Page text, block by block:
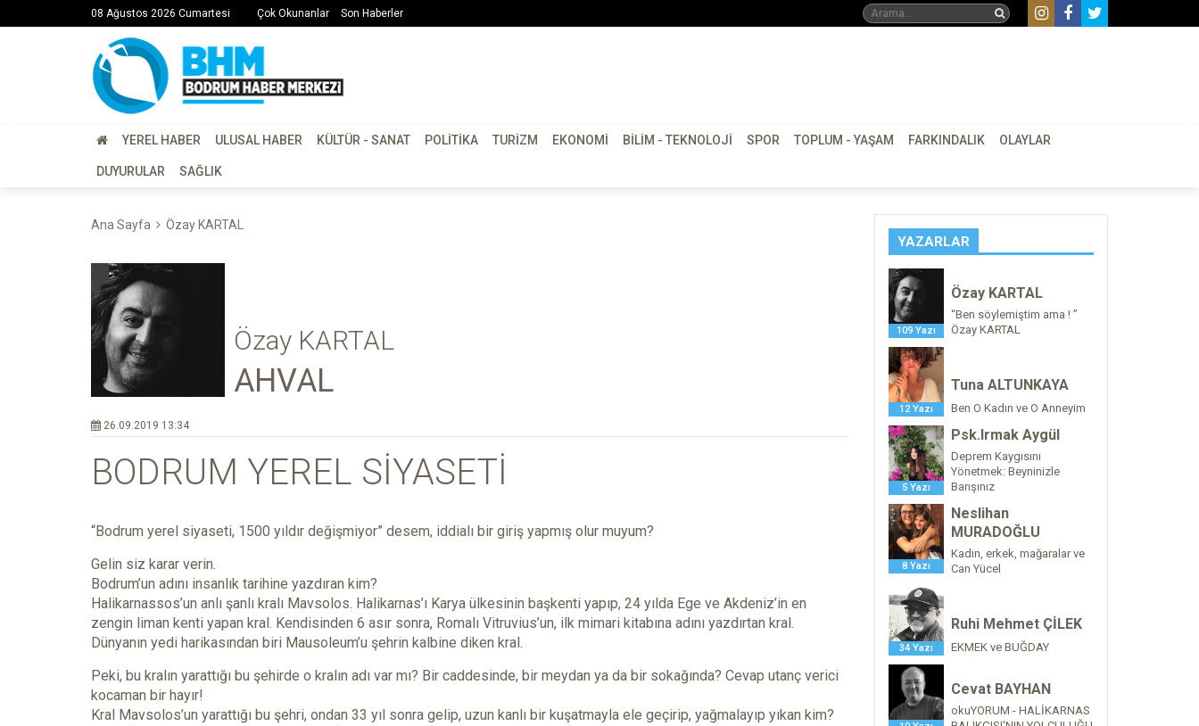
08 Ağustos 2026 Cumartesi Çok Okunanlar Son Haberler
YEREL HABER ULUSAL HABER KÜLTÜR - SANAT POLITIKA TURIZM EKONOMI BILIM - TEKNOLOJI SPOR TOPLUM - YAŞAM FARKINDALIK OLAYLAR
DUYURULAR SAĞLIK
Ana Sayfa Özay KARTAL
Özay KARTAL
AHVAL
26.09.2019 13:34
BODRUM YEREL SİYASETİ
“Bodrum yerel siyaseti, 1500 yıldır değişmiyor” desem, iddialı bir giriş yapmış olur muyum?
Gelin siz karar verin.
Bodrum’un adını insanlık tarihine yazdıran kim?
Halikarnassos’un anlı şanlı kralı Mavsolos. Halikarnas’ı Karya ülkesinin başkenti yapıp, 24 yılda Ege ve Akdeniz’in en
zengin liman kenti yapan kral. Kendisinden 6 asır sonra, Romalı Vitruvius’un, ilk mimari kitabına adını yazdırtan kral.
Dünyanın yedi harikasından biri Mausoleum’u şehrin kalbine diken kral.
Peki, bu kralın yarattığı bu şehirde o kralın adı var mı? Bir caddesinde, bir meydan ya da bir sokağında? Cevap utanç verici
kocaman bir hayır!
Kral Mavsolos’un yarattığı bu şehri, ondan 33 yıl sonra gelip, uzun kanlı bir kuşatmayla ele geçirip, yağmalayıp yıkan kim?
YAZARLAR
109 Yazı
Özay KARTAL
“Ben söylemiştim ama ! ”
Özay KARTAL
12 Yazı
Tuna ALTUNKAYA
Ben O Kadın ve O Anneyim
5 Yazı
Psk.Irmak Aygül
Deprem Kaygısını
Yönetmek: Beyninizle
Barışınız
8 Yazı
Neslihan
MURADOĞLU
Kadın, erkek, mağaralar ve
Can Yücel
34 Yazı
Ruhi Mehmet ÇİLEK
EKMEK ve BUĞDAY
Cevat BAYHAN
okuYORUM - HALİKARNAS